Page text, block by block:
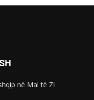
në Mal të Zi